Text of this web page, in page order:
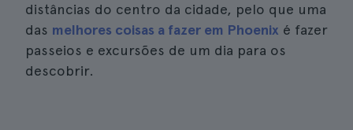
distâncias do centro da cidade, pelo que uma
das melhores coisas a fazer em Phoenix é fazer
passeios e excursões de um dia para os
descobrir.